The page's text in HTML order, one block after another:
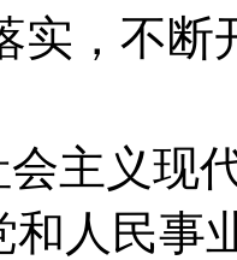
实，不断
主义现
和人民事